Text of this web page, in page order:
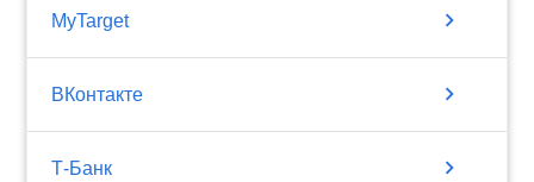
MyTarget chevron_right
ВКонтакте chevron_right
Т-Банк chevron_right